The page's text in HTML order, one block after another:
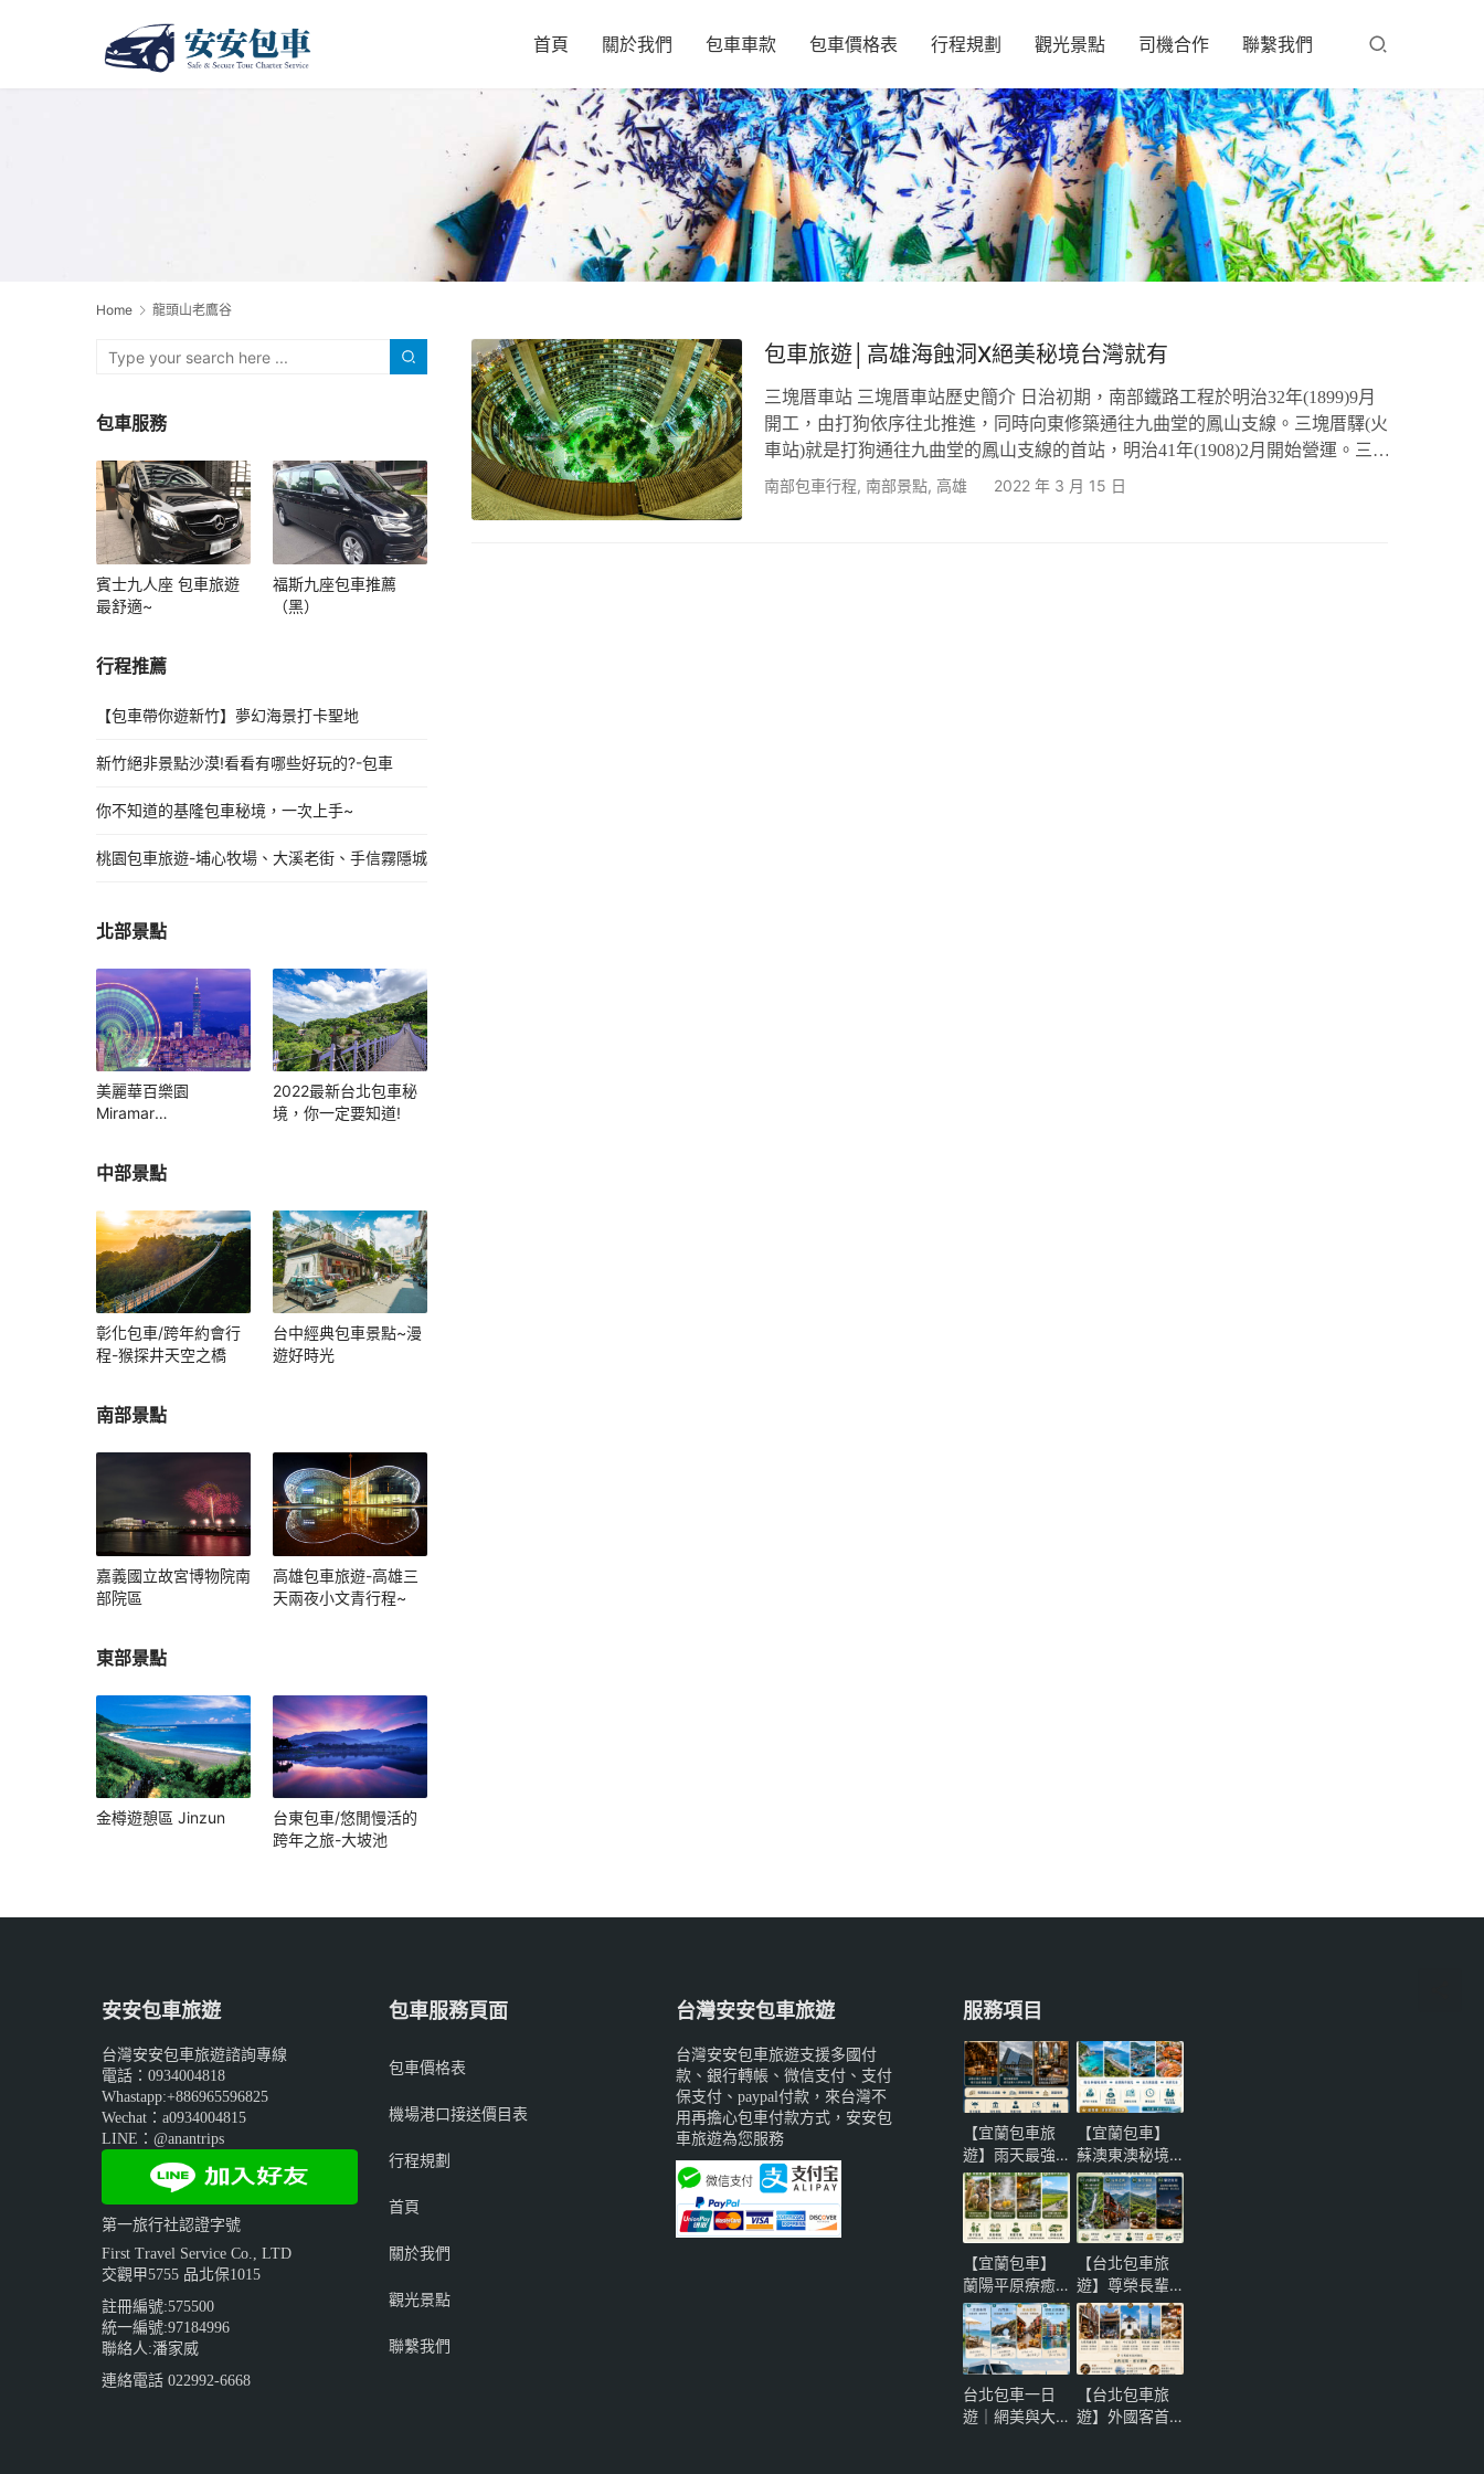
首頁 關於我們 包車車款 包車價格表 行程規劃 觀光景點 司機合作 聯繫我們
Home 龍頭山老鷹谷
包車旅遊│高雄海蝕洞X絕美秘境台灣就有
三塊厝車站 三塊厝車站歷史簡介 日治初期，南部鐵路工程於明治32年(1899)9月
開工，由打狗依序往北推進，同時向東修築通往九曲堂的鳳山支線。三塊厝驛(火
車站)就是打狗通往九曲堂的鳳山支線的首站，明治41年(1908)2月開始營運。三
塊厝驛兼營客貨，但是以貨物運輸為主，特別是提供位於其北邊的台灣煉瓦株式
南部包車行程, 南部景點, 高雄 2022 年 3 月 15 日
包車服務
賓士九人座 包車旅遊
最舒適~
福斯九座包車推薦
（黑）
行程推薦
【包車帶你遊新竹】夢幻海景打卡聖地
新竹絕非景點沙漠!看看有哪些好玩的?-包車
你不知道的基隆包車秘境，一次上手~
桃園包車旅遊-埔心牧場、大溪老街、手信霧隱城
北部景點
美麗華百樂園
Miramar
2022最新台北包車秘
境，你一定要知道!
中部景點
彰化包車/跨年約會行
程-猴探井天空之橋
台中經典包車景點~漫
遊好時光
南部景點
嘉義國立故宮博物院南
部院區
高雄包車旅遊-高雄三
天兩夜小文青行程~
東部景點
金樽遊憩區 Jinzun
台東包車/悠閒慢活的
跨年之旅-大坡池
安安包車旅遊
台灣安安包車旅遊諮詢專線
電話：0934004818
Whastapp:+886965596825
Wechat：a0934004815
LINE：@anantrips
第一旅行社認證字號
First Travel Service Co., LTD
交觀甲5755 品北保1015
註冊編號:575500
統一編號:97184996
聯絡人:潘家威
連絡電話 022992-6668
包車服務頁面
包車價格表
機場港口接送價目表
行程規劃
首頁
關於我們
觀光景點
聯繫我們
台灣安安包車旅遊
台灣安安包車旅遊支援多國付
款、銀行轉帳、微信支付、支付
保支付、paypal付款，來台灣不
用再擔心包車付款方式，安安包
車旅遊為您服務
服務項目
【宜蘭包車旅
遊】雨天最強
備案！噶瑪蘭
威士忌酒廠、
蘭陽博物館與
城堡咖啡微醺
知性一日遊
【宜蘭包車】
蘇澳東澳秘境
一日遊！粉鳥
林海灣與南方
澳海鮮，頂級
保母車尊榮推
薦
【宜蘭包車】
蘭陽平原療癒
系一日遊！萌
寵農場、清水
地熱與礁溪溫
泉，頂級保母
車尊榮推薦
【台北包車旅
遊】尊榮長輩
奢華孝親｜烏
來內洞大自然
負離子健康慢
活與貓空夜景
茶饗一日遊全
攻略
台北包車一日
遊｜網美與大
【台北包車旅
遊】外國客首